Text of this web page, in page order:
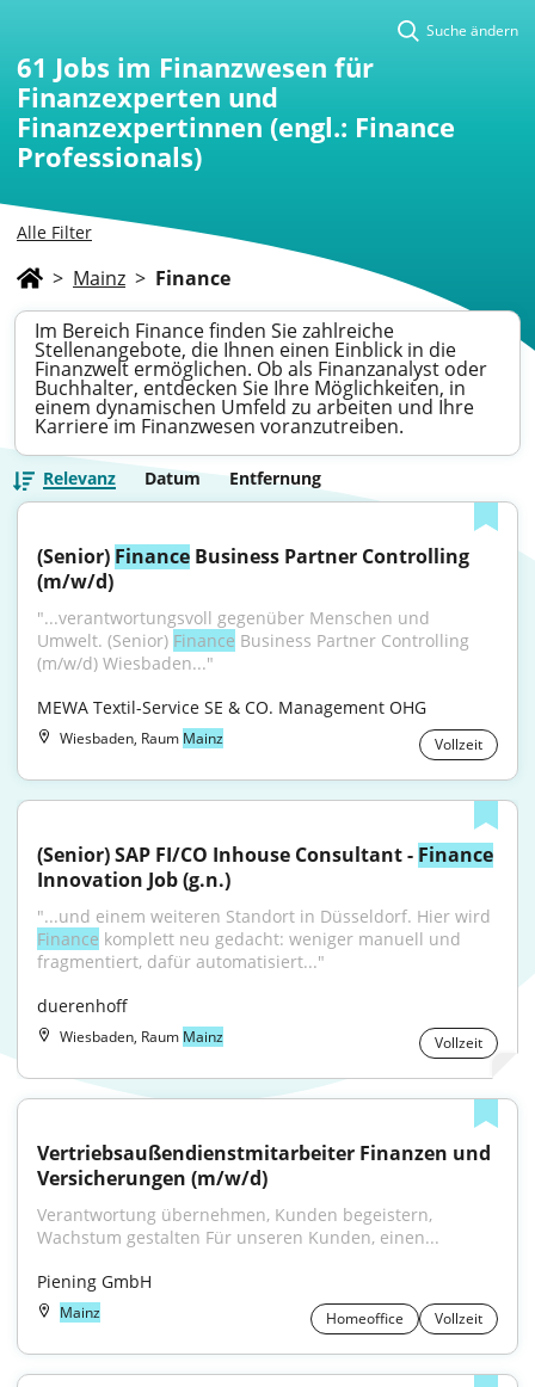
Alle Filter
Suche ändern
61 Jobs im Finanzwesen für
Finanzexperten und
Finanzexpertinnen (engl.: Finance
Professionals)
> Mainz > Finance
Im Bereich Finance finden Sie zahlreiche
Stellenangebote, die Ihnen einen Einblick in die
Finanzwelt ermöglichen. Ob als Finanzanalyst oder
Buchhalter, entdecken Sie Ihre Möglichkeiten, in
einem dynamischen Umfeld zu arbeiten und Ihre
Karriere im Finanzwesen voranzutreiben.
Relevanz Datum Entfernung
(Senior) Finance Business Partner Controlling
(m/w/d)
"...verantwortungsvoll gegenüber Menschen und
Umwelt. (Senior) Finance Business Partner Controlling
(m/w/d) Wiesbaden..."
MEWA Textil-Service SE & CO. Management OHG
Wiesbaden, Raum Mainz Vollzeit
(Senior) SAP FI/CO Inhouse Consultant - Finance
Innovation Job (g.n.)
Finance komplett neu gedacht: weniger manuell und
fragmentiert, dafür automatisiert..."
duerenhoff
Wiesbaden, Raum Mainz Vollzeit
Vertriebsaußendienstmitarbeiter Finanzen und
Versicherungen (m/w/d)
Verantwortung übernehmen, Kunden begeistern,
Wachstum gestalten Für unseren Kunden, einen...
Piening GmbH
Mainz Homeoffice Vollzeit